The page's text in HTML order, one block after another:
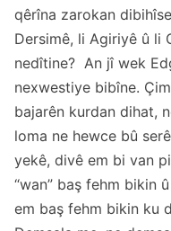
qêrîna zarokan
Dersimê, li Agiriyê û li
nedîtine? An jî wek
nexwestiye bibîne.
bajarên kurdan dihat,
loma ne hewce bû
yekê, divê em bi van
“wan” baş fehm bikin
em baş fehm bikin ku